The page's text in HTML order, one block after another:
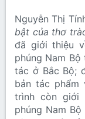
Nguyễn Thị
bật của thơ
đã giới thiệu
phúng Nam
tác ở Bắc Bộ;
bản tác phẩm
trình còn giới
phúng Nam